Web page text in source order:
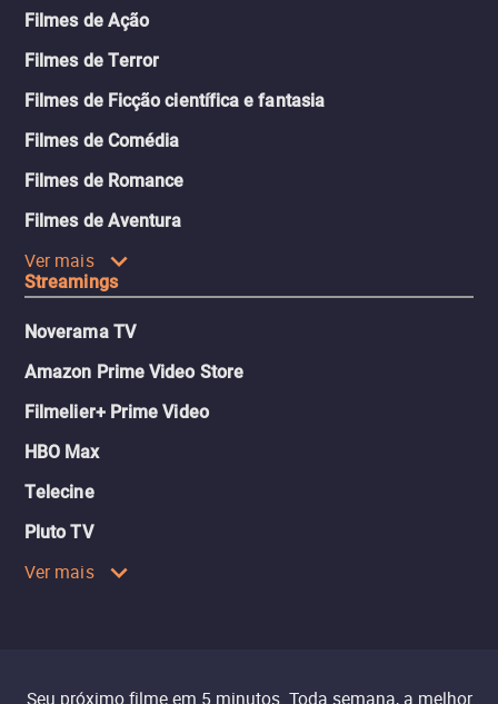
Filmes de Ação
Filmes de Terror
Filmes de Ficção científica e fantasia
Filmes de Comédia
Filmes de Romance
Filmes de Aventura
Ver mais
Streamings
Noverama TV
Amazon Prime Video Store
Filmelier+ Prime Video
HBO Max
Telecine
Pluto TV
Ver mais
Seu próximo filme em 5 minutos. Toda semana, a melhor